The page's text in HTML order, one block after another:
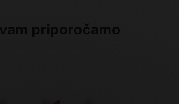
priporočamo